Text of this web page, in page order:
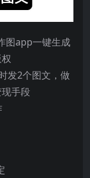
图app一键生成
发2个图文，做
手段